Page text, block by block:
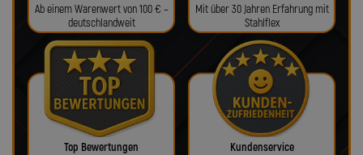
Ab einem Warenwert von 100 € –
deutschlandweit
Mit über 30 Jahren Erfahrung mit
Stahlflex
Top Bewertungen
Kundenservice